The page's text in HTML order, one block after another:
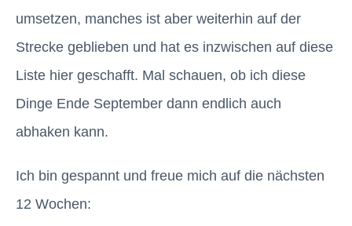
umsetzen, manches ist aber weiterhin auf der
Strecke geblieben und hat es inzwischen auf diese
Liste hier geschafft. Mal schauen, ob ich diese
Dinge Ende September dann endlich auch
abhaken kann.
Ich bin gespannt und freue mich auf die nächsten
12 Wochen: